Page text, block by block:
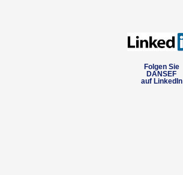
Folgen Sie
DANSEF
auf LinkedIn